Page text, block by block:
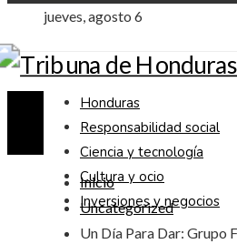
jueves, agosto 6
Honduras
Responsabilidad social
Ciencia y tecnología
Cultura y ocio
Inversiones y negocios
Inicio
Uncategorized
Un Día Para Dar: Grupo